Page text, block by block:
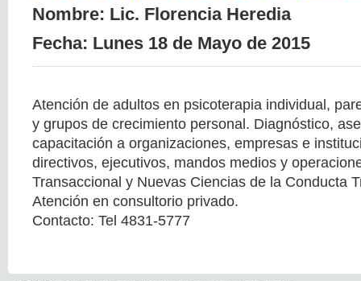
Nombre: Lic. Florencia Heredia
Fecha: Lunes 18 de Mayo de 2015
Atención de adultos en psicoterapia individual,
y grupos de crecimiento personal. Diagnóstico,
capacitación a organizaciones, empresas e
directivos, ejecutivos, mandos medios y
Transaccional y Nuevas Ciencias de la Conducta
Atención en consultorio privado.
Contacto: Tel 4831-5777